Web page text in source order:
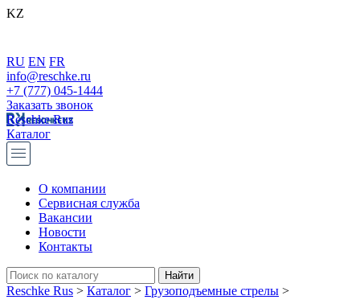
KZ
RU EN FR
info@reschke.ru
+7 (777) 045-1444
Заказать звонок
Reschke Rus
Каталог
О компании
Сервисная служба
Вакансии
Новости
Контакты
Reschke Rus > Каталог > Грузоподъемные стрелы >